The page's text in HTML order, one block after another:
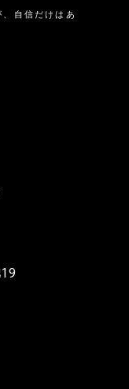
自信だけはあ